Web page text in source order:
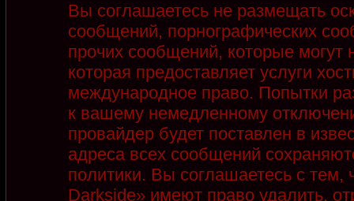
Вы соглашаетесь не размещать
сообщений, порнографических
прочих сообщений, которые
которая предоставляет услуги
международное право. Попытки
к вашему немедленному
провайдер будет поставлен в
адреса всех сообщений
политики. Вы соглашаетесь с
Darkside» имеют право удалить,